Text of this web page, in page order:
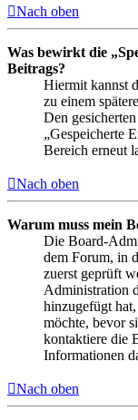
Nach oben
Was bewirkt die
Beitrags?
Hiermit kannst
zu einem
Den
„Gespeicherte
Bereich erneut
Nach oben
Warum muss mein
Die Board-
dem Forum, in
zuerst geprüft
Administration
hinzugefügt
möchte, bevor
kontaktiere die
Informationen
Nach oben